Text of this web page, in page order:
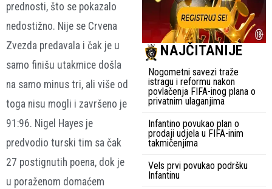
prednosti, što se pokazalo
nedostižno. Nije se Crvena
Zvezda predavala i čak je u
samo finišu utakmice došla
na samo minus tri, ali više od
toga nisu mogli i završeno je
91:96. Nigel Hayes je
predvodio turski tim sa čak
27 postignutih poena, dok je
u poraženom domaćem
NAJČITANIJE
Nogometni savezi traže
istragu i reformu nakon
povlačenja FIFA-inog plana o
privatnim ulaganjima
Infantino povukao plan o
prodaji udjela u FIFA-inim
takmičenjima
Vels prvi povukao podršku
Infantinu